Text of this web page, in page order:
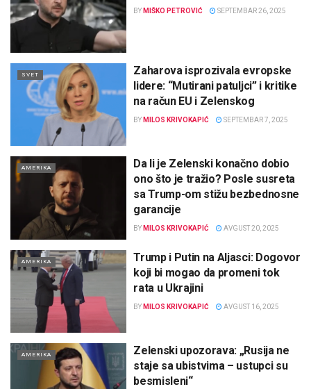
BY MIŠKO PETROVIĆ SEPTEMBAR 26, 2025
SVET
Zaharova isprozivala evropske
lidere: “Mutirani patuljci” i kritike
na račun EU i Zelenskog
BY MILOS KRIVOKAPIĆ SEPTEMBAR 7, 2025
AMERIKA
Da li je Zelenski konačno dobio
ono što je tražio? Posle susreta
sa Trump-om stižu bezbednosne
garancije
BY MILOS KRIVOKAPIĆ AVGUST 20, 2025
AMERIKA
Trump i Putin na Aljasci: Dogovor
koji bi mogao da promeni tok
rata u Ukrajini
BY MILOS KRIVOKAPIĆ AVGUST 16, 2025
AMERIKA
Zelenski upozorava: „Rusija ne
staje sa ubistvima – ustupci su
besmisleni“